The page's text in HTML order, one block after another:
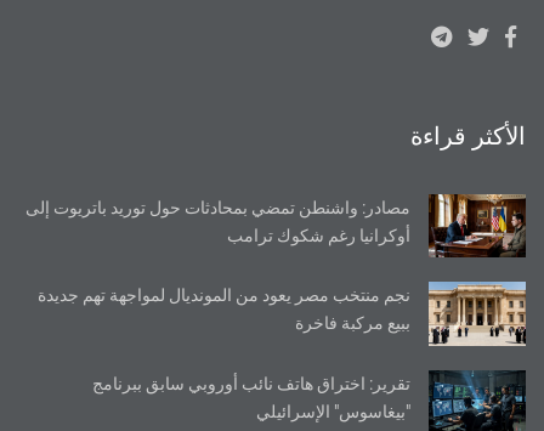
الأكثر قراءة
مصادر: واشنطن تمضي بمحادثات حول توريد باتريوت إلى
أوكرانيا رغم شكوك ترامب
نجم منتخب مصر يعود من المونديال لمواجهة تهم جديدة
ببيع مركبة فاخرة
تقرير: اختراق هاتف نائب أوروبي سابق ببرنامج
"بيغاسوس" الإسرائيلي